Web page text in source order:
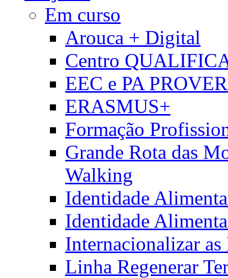
Em curso
Arouca + Digital
Centro
EEC e PA
ERASMUS+
Formação
Grande Rota das
Walking
Identidade
Identidade
Internacionalizar
Linha Regenerar